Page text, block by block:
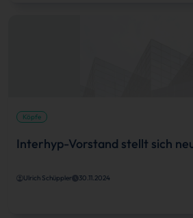
Köpfe
Interhyp-Vorstand stellt sich
Ulrich Schüppler 30.11.2024